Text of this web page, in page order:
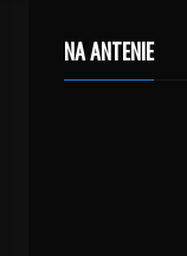
NA ANTENIE